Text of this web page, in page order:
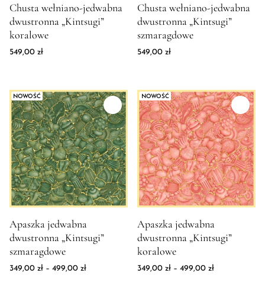
Khaki
kobaltowy
Koralowy
magenta
różowy
Sage
Seledynowy
szary
turkus
Wrzosowy
Złoty
żółty
Chusta wełniano-jedwabna
dwustronna „Kintsugi”
koralowe
549,00 zł
Chusta wełniano-jedwabna
dwustronna „Kintsugi”
szmaragdowe
549,00zł
NOWOŚĆ
Apaszka jedwabna
dwustronna „Kintsugi”
szmaragdowe
349,00 zł – 499,00 złZakres cen: od 349,00 zł do 499,00 zł
NOWOŚĆ
Apaszka jedwabna
dwustronna „Kintsugi”
koralowe
349,00zł – 499,00złZakres cen: